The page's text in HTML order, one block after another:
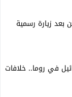
بعد زيارة رسمية
في روما.. خلافات